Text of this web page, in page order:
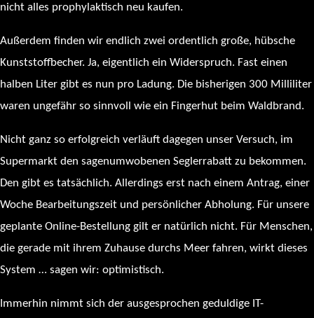
nicht alles prophylaktisch neu kaufen.
Außerdem finden wir endlich zwei ordentlich große, hübsche
Kunststoffbecher. Ja, eigentlich ein Widerspruch. Fast einen
halben Liter gibt es nun pro Ladung. Die bisherigen 300 Milliliter
waren ungefähr so sinnvoll wie ein Fingerhut beim Waldbrand.
Nicht ganz so erfolgreich verläuft dagegen unser Versuch, im
Supermarkt den sagenumwobenen Seglerrabatt zu bekommen.
Den gibt es tatsächlich. Allerdings erst nach einem Antrag, einer
Woche Bearbeitungszeit und persönlicher Abholung. Für unsere
geplante Online-Bestellung gilt er natürlich nicht. Für Menschen,
die gerade mit ihrem Zuhause durchs Meer fahren, wirkt dieses
System … sagen wir: optimistisch.
Immerhin nimmt sich der ausgesprochen geduldige IT-